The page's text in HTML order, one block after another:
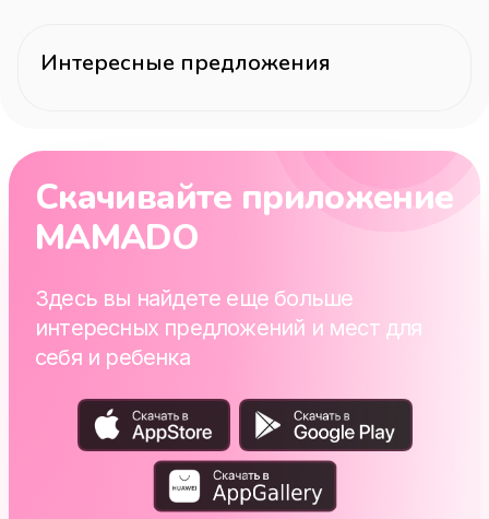
Интересные предложения
Скачивайте приложение
MAMADO
Здесь вы найдете еще больше
интересных предложений и мест для
себя и ребенка